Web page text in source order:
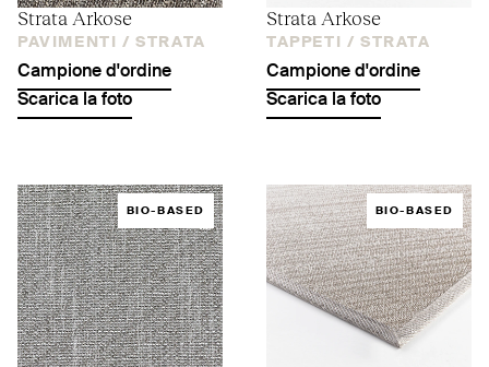
Strata Arkose
PAVIMENTI / STRATA
Campione d'ordine
Scarica la foto
Strata Arkose
TAPPETI / STRATA
Campione d'ordine
Scarica la foto
BIO-BASED BIO-BASED